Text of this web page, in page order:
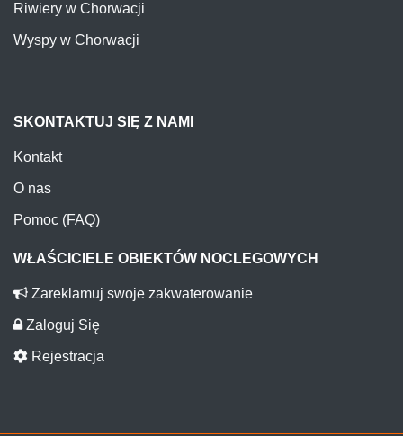
Riwiery w Chorwacji
Wyspy w Chorwacji
SKONTAKTUJ SIĘ Z NAMI
Kontakt
O nas
Pomoc (FAQ)
WŁAŚCICIELE OBIEKTÓW NOCLEGOWYCH
Zareklamuj swoje zakwaterowanie
Zaloguj Się
Rejestracja